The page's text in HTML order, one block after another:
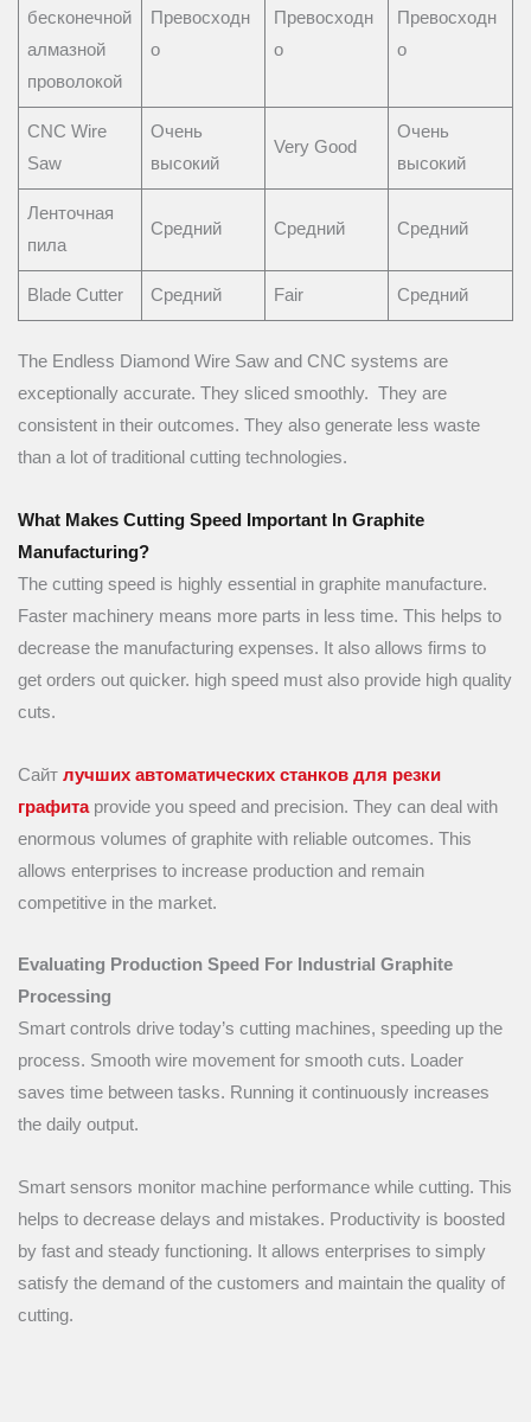
бесконечной
алмазной
проволокой
Превосходн
о
Превосходн
о
Превосходн
о
CNC Wire
Saw
Очень
высокий
Very Good
Очень
высокий
Ленточная
пила
Средний Средний Средний
Blade Cutter Средний Fair Средний
The Endless Diamond Wire Saw and CNC systems are
exceptionally accurate. They sliced smoothly. They are
consistent in their outcomes. They also generate less waste
than a lot of traditional cutting technologies.
What Makes Cutting Speed Important In Graphite
Manufacturing?
The cutting speed is highly essential in graphite manufacture.
Faster machinery means more parts in less time. This helps to
decrease the manufacturing expenses. It also allows firms to
get orders out quicker. high speed must also provide high quality
cuts.
Сайт лучших автоматических станков для резки
графитаprovide you speed and precision. They can deal with
enormous volumes of graphite with reliable outcomes. This
allows enterprises to increase production and remain
competitive in the market.
Evaluating Production Speed For Industrial Graphite
Processing
Smart controls drive today’s cutting machines, speeding up the
process. Smooth wire movement for smooth cuts. Loader
saves time between tasks. Running it continuously increases
the daily output.
Smart sensors monitor machine performance while cutting. This
helps to decrease delays and mistakes. Productivity is boosted
by fast and steady functioning. It allows enterprises to simply
satisfy the demand of the customers and maintain the quality of
cutting.